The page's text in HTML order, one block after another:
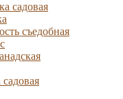
садовая
съедобная